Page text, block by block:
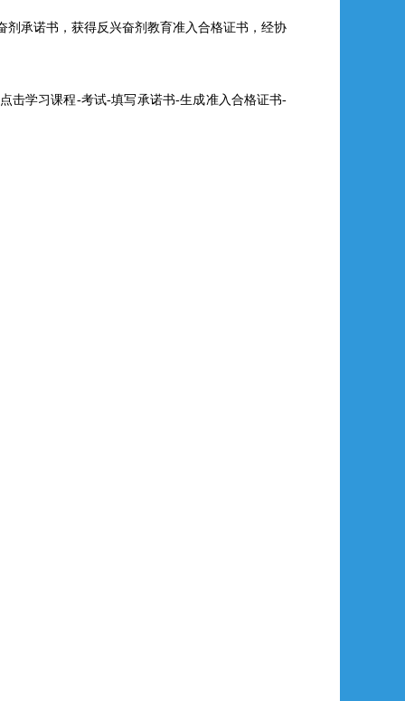
剂承诺书，获得反兴奋剂教育准入合格证书，经协
击学习课程-考试-填写承诺书-生成准入合格证书-